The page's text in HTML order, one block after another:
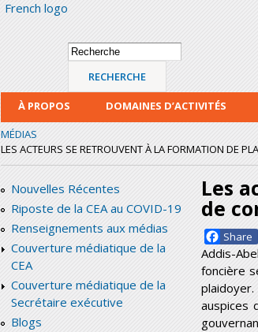
French logo
Formulaire de
recherche
Recherche
À PROPOS DOMAINES D’ACTIVITÉS
MÉDIAS
LES ACTEURS SE RETROUVENT À LA FORMATION DE
Nouvelles Récentes
Riposte de la CEA au COVID-19
Renseignements aux médias
Couverture médiatique de la
CEA
Couverture médiatique de la
Secrétaire exécutive
Blogs
Les
de
Addis-
foncière
auspices